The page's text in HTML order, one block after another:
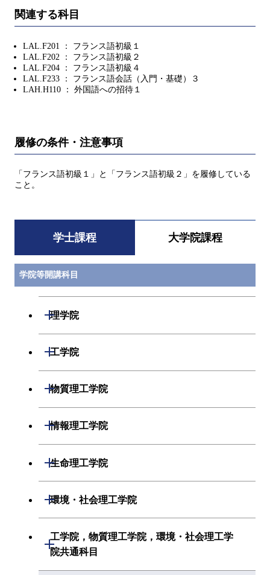
関連する科目
LAL.F201 ： フランス語初級１
LAL.F202 ： フランス語初級２
LAL.F204 ： フランス語初級４
LAL.F233 ： フランス語会話（入門・基礎）３
LAH.H110 ： 外国語への招待１
履修の条件・注意事項
「フランス語初級１」と「フランス語初級２」を履修している
こと。
学士課程 大学院課程
学院等開講科目
理学院
開閉
化学系
初年次専門科目
創造プロセス科目
共通専門科目
工学院
開閉
機械系
電気電子系
経営工学系
初年次専門科目
創造プロセス科目
物質理工学院
開閉
材料系
初年次専門科目
共通専門科目
情報理工学院
開閉
数理・計算科学系
初年次専門科目
創造プロセス科目
生命理工学院
開閉
生命理工学系
創造プロセス科目
環境・社会理工学院
開閉
建築学系
工学院，物質理工学院，環境・社会理工学
院共通科目
開閉